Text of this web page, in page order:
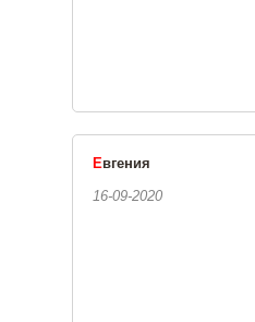
Евгения
16-09-2020